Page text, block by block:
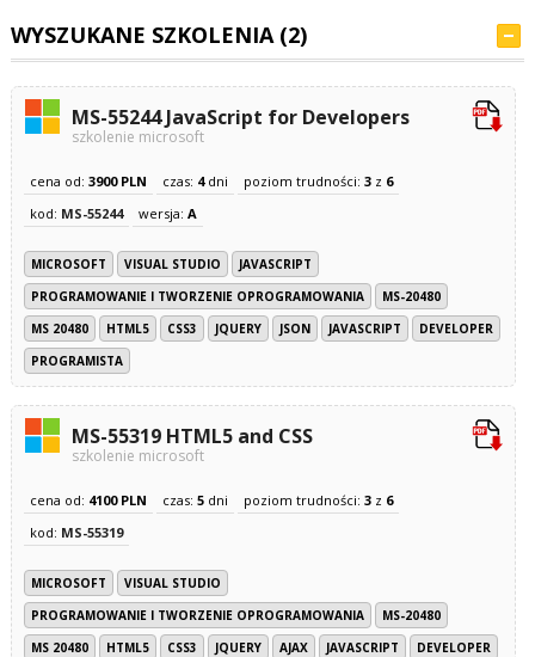
WYSZUKANE SZKOLENIA (2)
MS-55244 JavaScript for Developers
szkolenie microsoft
cena od: 3900 PLN czas: 4dni poziom trudności: 3z 6
kod: MS-55244 wersja: A
MICROSOFT VISUAL STUDIO
JAVASCRIPT
PROGRAMOWANIE I TWORZENIE OPROGRAMOWANIA
MS-20480
MS 20480
HTML5 CSS3 JQUERY JSON JAVASCRIPT
DEVELOPER
PROGRAMISTA
MS-55319 HTML5 and CSS
szkolenie microsoft
cena od: 4100 PLN czas: 5dni poziom trudności: 3z 6
kod: MS-55319
MICROSOFT
VISUAL STUDIO
PROGRAMOWANIE I TWORZENIE OPROGRAMOWANIA
MS-20480
MS 20480
HTML5 CSS3 JQUERY AJAX JAVASCRIPT
DEVELOPER